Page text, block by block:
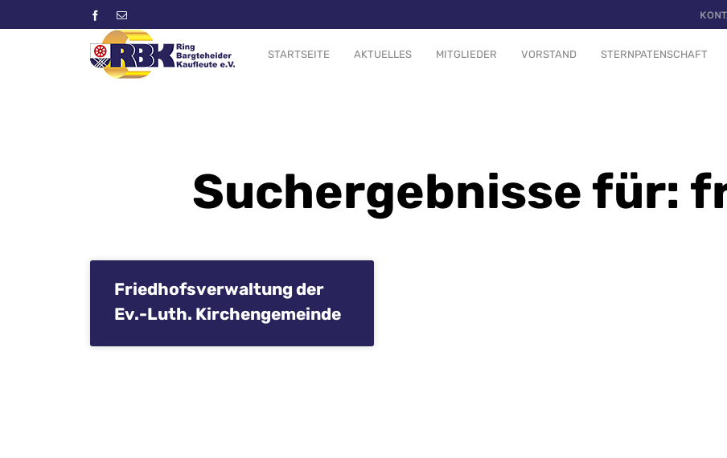
STARTSEITE AKTUELLES MITGLIEDER VORSTAND STERNPATENSCHAFT
Suchergebnisse für:
Friedhofsverwaltung der
Ev.-Luth. Kirchengemeinde